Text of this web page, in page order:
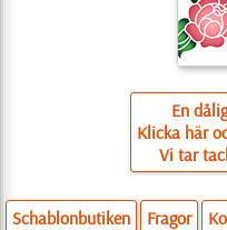
En
Klicka här
Vi tar
Schablonbutiken Fragor